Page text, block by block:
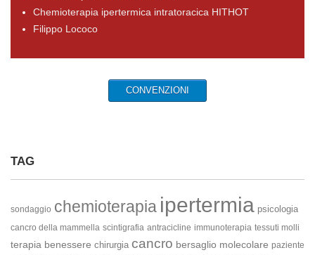
Chemioterapia ipertermica intratoracica HITHOT
Filippo Lococo
CONVENZIONI
TAG
sondaggio chemioterapia ipertermia psicologia
cancro della mammella scintigrafia antracicline immunoterapia tessuti molli
terapia benessere chirurgia cancro bersaglio molecolare paziente